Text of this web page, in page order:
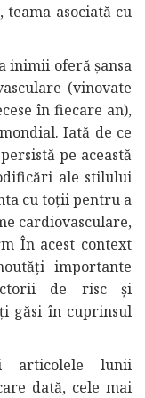
asociată cu
inimii oferă șansa
(vinovate
în fiecare an),
Iată de ce
pe această
ale stilului
cu toții pentru a
cardiovasculare,
În acest context
importante
de risc și
găsi în cuprinsul
articolele lunii
dată, cele mai